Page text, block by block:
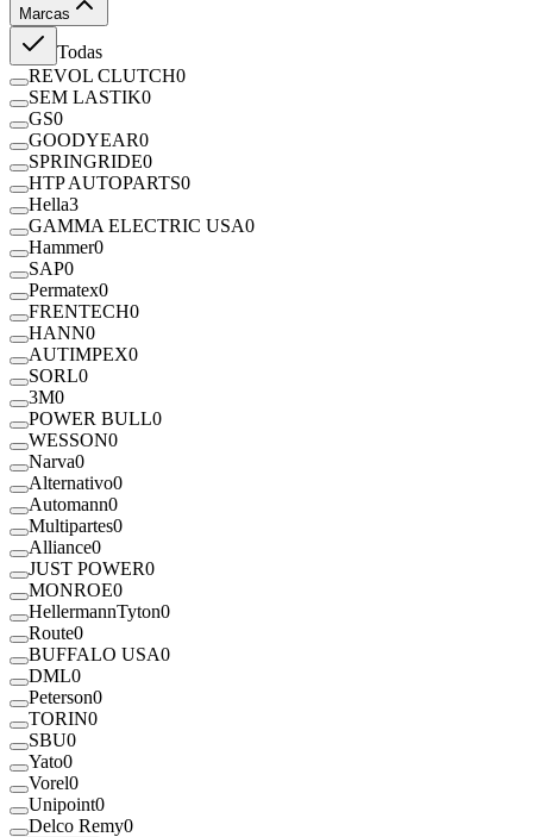
Marcas
Todas
REVOL CLUTCH0
SEM LASTIK0
GS0
GOODYEAR0
SPRINGRIDE0
HTP AUTOPARTS0
Hella3
GAMMA ELECTRIC USA0
Hammer0
SAP0
Permatex0
FRENTECH0
HANN0
AUTIMPEX0
SORL0
3M0
POWER BULL0
WESSON0
Narva0
Alternativo0
Automann0
Multipartes0
Alliance0
JUST POWER0
MONROE0
HellermannTyton0
Route0
BUFFALO USA0
DML0
Peterson0
TORIN0
SBU0
Yato0
Vorel0
Unipoint0
Delco Remy0